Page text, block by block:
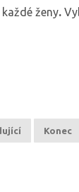
ženy.
Konec